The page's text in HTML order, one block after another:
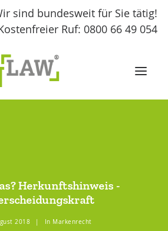
sind bundesweit für Sie tätig!
Ruf: 0800 66 49 054
Herkunftshinweis -
2018 | In Markenrecht